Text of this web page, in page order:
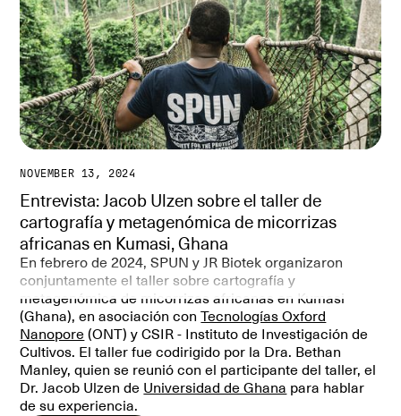
NOVEMBER 13, 2024
Entrevista: Jacob Ulzen sobre el taller de
cartografía y metagenómica de micorrizas
africanas en Kumasi, Ghana
En febrero de 2024, SPUN y JR Biotek organizaron
conjuntamente el taller sobre cartografía y
metagenómica de micorrizas africanas en Kumasi
(Ghana), en asociación conTecnologías Oxford
Nanopore (ONT) y CSIR - Instituto de Investigación de
Cultivos. El taller fue codirigido por la Dra. Bethan
Manley, quien se reunió con el participante del taller, el
Dr. Jacob Ulzen de Universidad de Ghana para hablar
de su experiencia.